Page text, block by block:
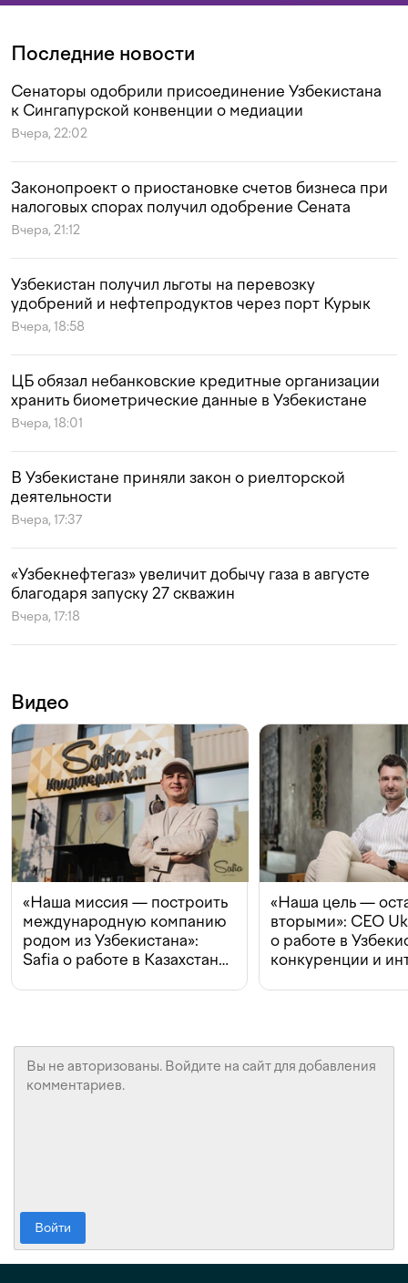
Последние новости
Сенаторы одобрили присоединение Узбекистана
к Сингапурской конвенции о медиации
Вчера, 22:02
Законопроект о приостановке счетов бизнеса при
налоговых спорах получил одобрение Сената
Вчера, 21:12
Узбекистан получил льготы на перевозку
удобрений и нефтепродуктов через порт Курык
Вчера, 18:58
ЦБ обязал небанковские кредитные организации
хранить биометрические данные в Узбекистане
Вчера, 18:01
В Узбекистане приняли закон о риелторской
деятельности
Вчера, 17:37
«Узбекнефтегаз» увеличит добычу газа в августе
благодаря запуску 27 скважин
Вчера, 17:18
Видео
«Наша миссия — построить
международную компанию
родом из Узбекистана»:
Safia о работе в Казахстане,
«Наша цель —
вторыми»: CEO
о работе в
конкуренции и
Войти